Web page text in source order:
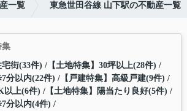
一覧 東急世田谷線 山下駅の不動産一覧
集
宅街(33件) 【土地特集】30坪以上(28件)
7分以内(22件) 【戸建特集】高級戸建(9件)
以上(6件) 【土地特集】陽当たり良好(5件)
7分以内(4件)